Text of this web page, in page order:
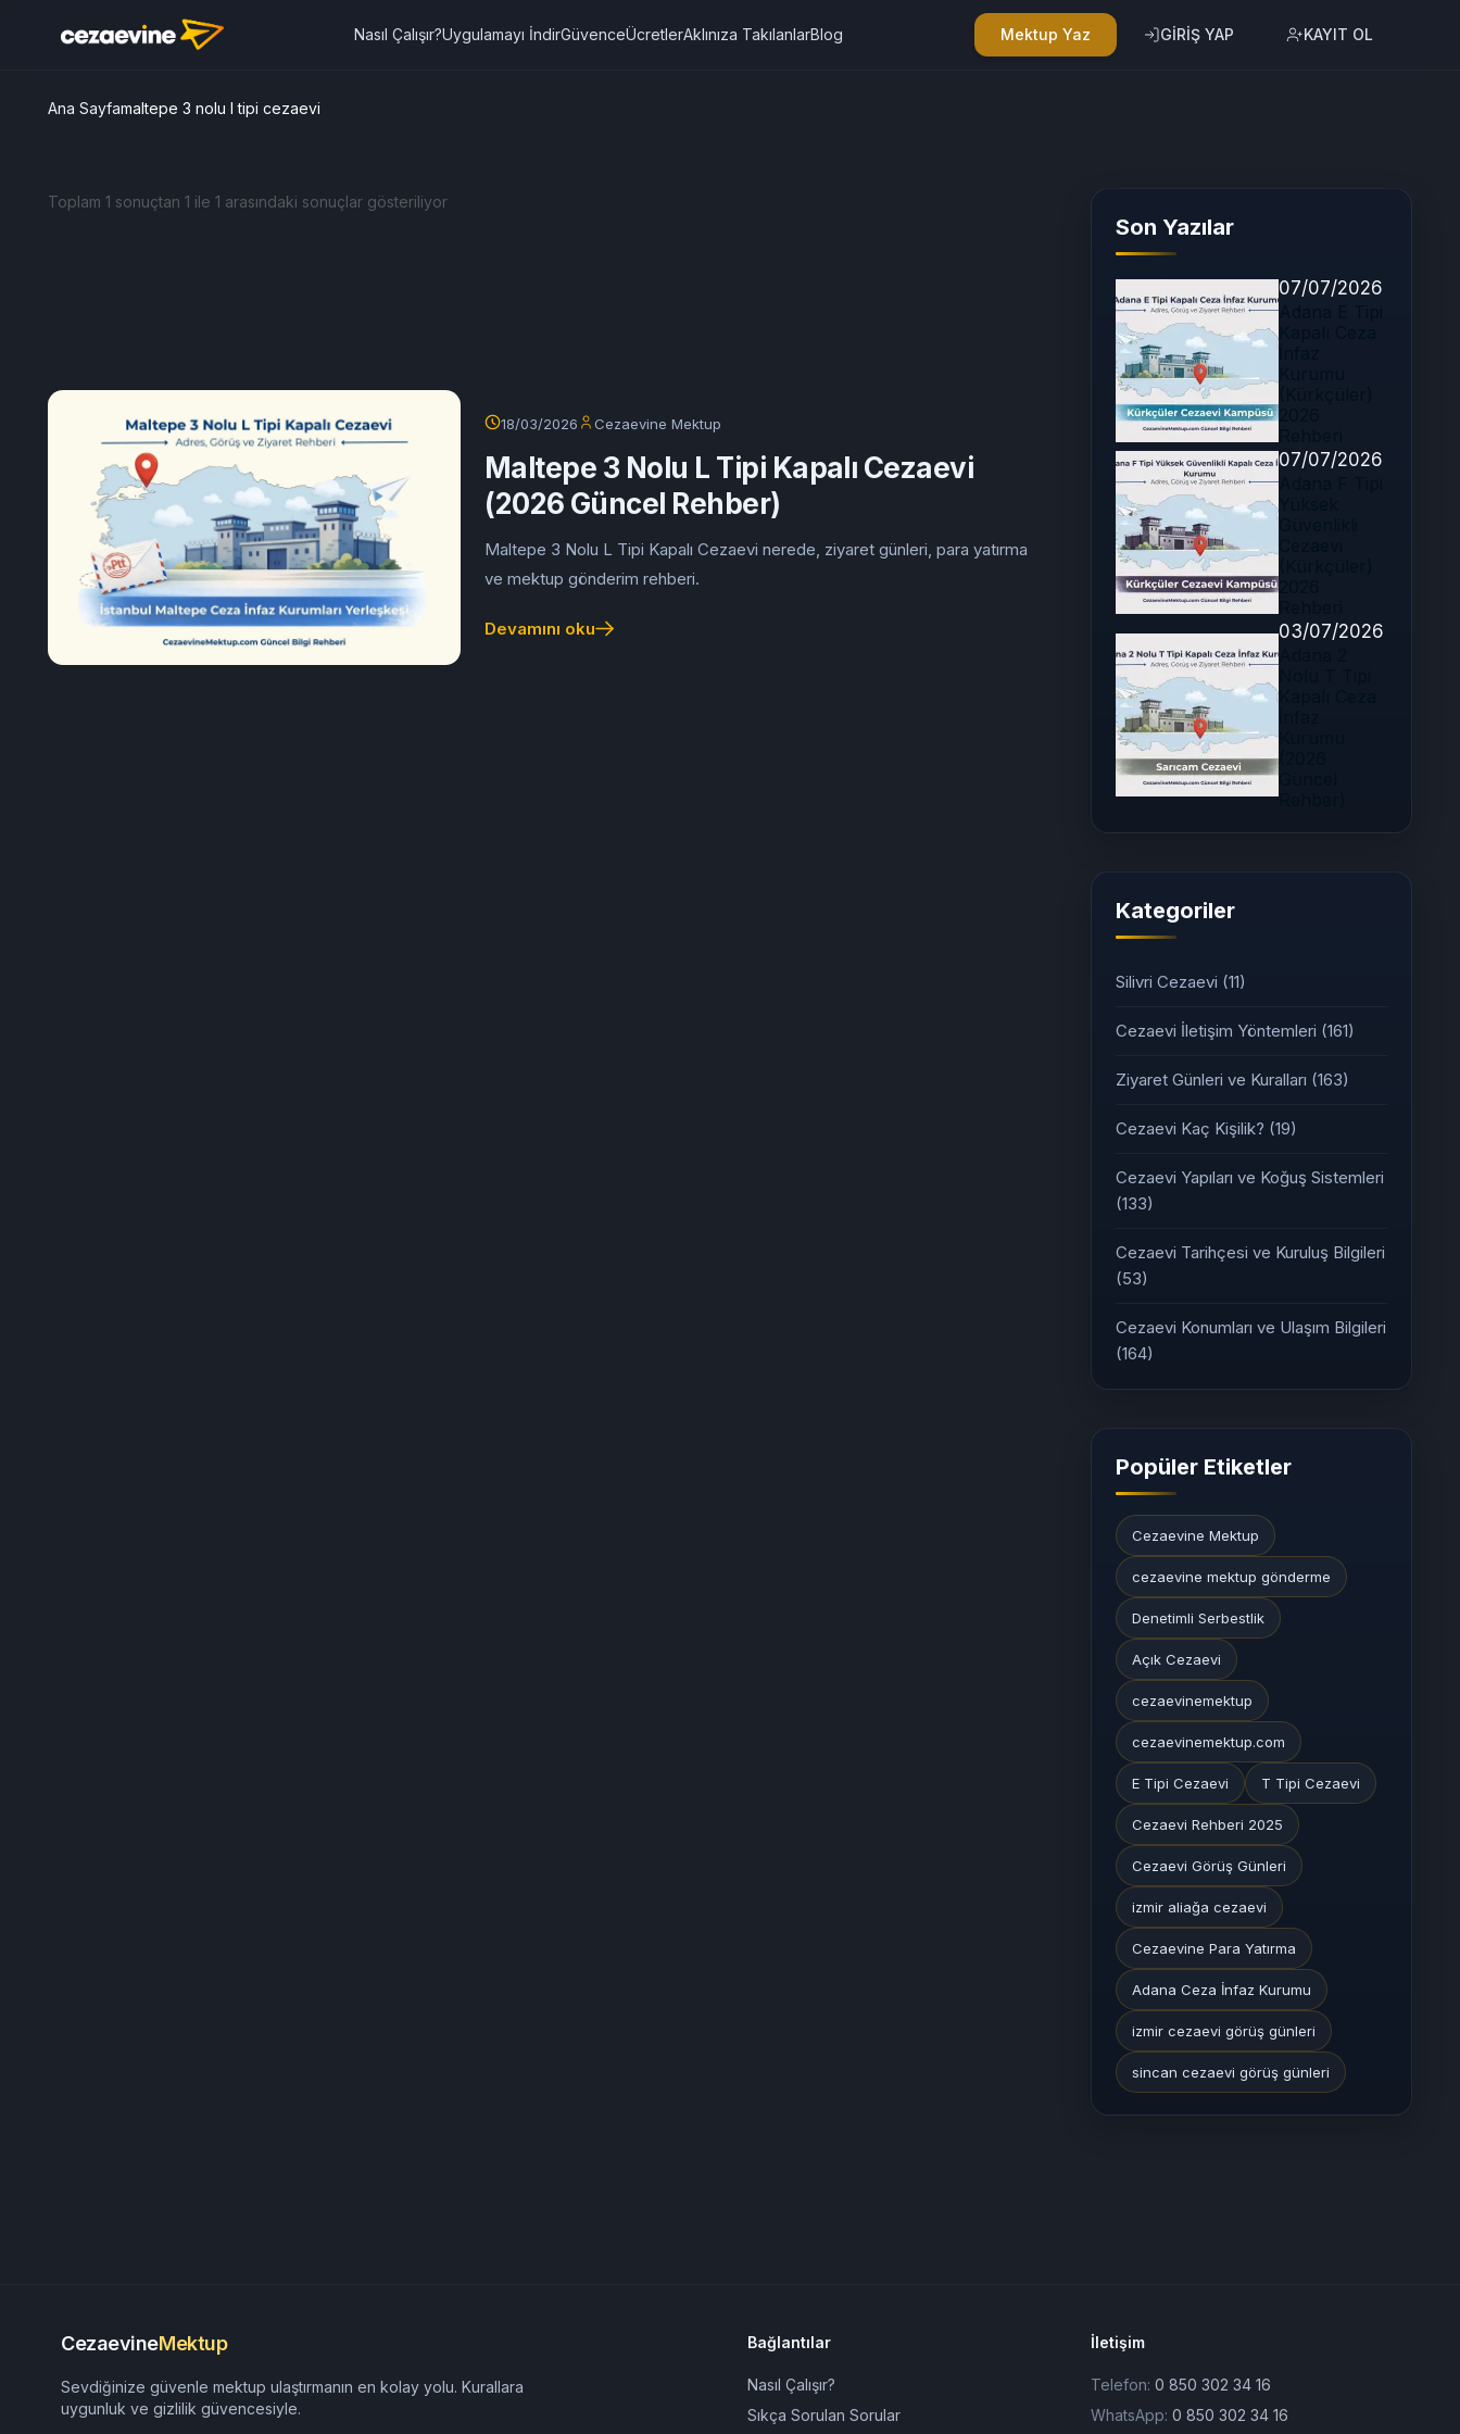
Nasıl Çalışır?Uygulamayı İndirGüvenceÜcretlerAklınıza TakılanlarBlog Mektup Yaz GİRİŞ YAP KAYIT OL
Ana Sayfamaltepe 3 nolu l tipi cezaevi
Toplam 1 sonuçtan 1 ile 1 arasındaki sonuçlar gösteriliyor
18/03/2026 Cezaevine Mektup
Maltepe 3 Nolu L Tipi Kapalı Cezaevi
(2026 Güncel Rehber)
Maltepe 3 Nolu L Tipi Kapalı Cezaevi nerede, ziyaret günleri, para yatırma
ve mektup gönderim rehberi.
Devamını oku
Son Yazılar
07/07/2026
07/07/2026
03/07/2026
Kategoriler
Silivri Cezaevi (11)
Cezaevi İletişim Yöntemleri (161)
Ziyaret Günleri ve Kuralları (163)
Cezaevi Kaç Kişilik? (19)
Cezaevi Yapıları ve Koğuş Sistemleri
(133)
Cezaevi Tarihçesi ve Kuruluş Bilgileri
(53)
Cezaevi Konumları ve Ulaşım Bilgileri
(164)
Popüler Etiketler
Cezaevine Mektup
cezaevine mektup gönderme
Denetimli Serbestlik
Açık Cezaevi
cezaevinemektup
cezaevinemektup.com
E Tipi Cezaevi T Tipi Cezaevi
Cezaevi Rehberi 2025
Cezaevi Görüş Günleri
izmir aliağa cezaevi
Cezaevine Para Yatırma
Adana Ceza İnfaz Kurumu
izmir cezaevi görüş günleri
sincan cezaevi görüş günleri
CezaevineMektup
Sevdiğinize güvenle mektup ulaştırmanın en kolay yolu. Kurallara
uygunluk ve gizlilik güvencesiyle.
Bağlantılar
Nasıl Çalışır?
Sıkça Sorulan Sorular
İletişim
Telefon: 0 850 302 34 16
WhatsApp: 0 850 302 34 16